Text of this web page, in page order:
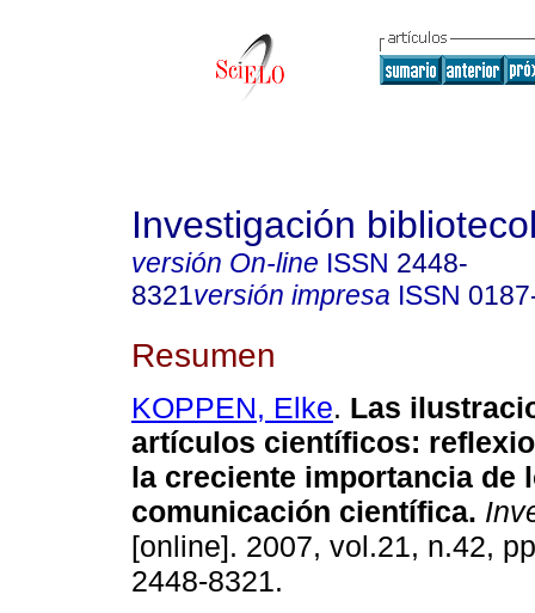
Investigación
versión On-line ISSN 2448-
8321versión impresa ISSN
Resumen
KOPPEN, Elke. Las
artículos científicos:
la creciente importancia de
comunicación científica.
[online]. 2007, vol.21, n.42,
2448-8321.